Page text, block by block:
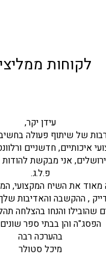
לקוחות
עידן יקר,
של שיתוף פעולה
איכותיים, חדשניים
אני מבקשת להודות
פ.ל.ג.
מאוד את השיח המקצועי,
, ההקשבה והאדיבות
שהובילו והנחו בהצלחה
הפסג"ה והן בבתי ספר
בהערכה רבה
מיכל סטולר